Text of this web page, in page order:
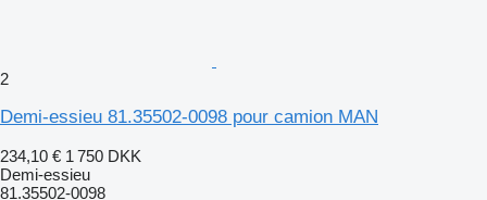
2
Demi-essieu 81.35502-0098 pour camion MAN
234,10 € 1 750 DKK
Demi-essieu
81.35502-0098